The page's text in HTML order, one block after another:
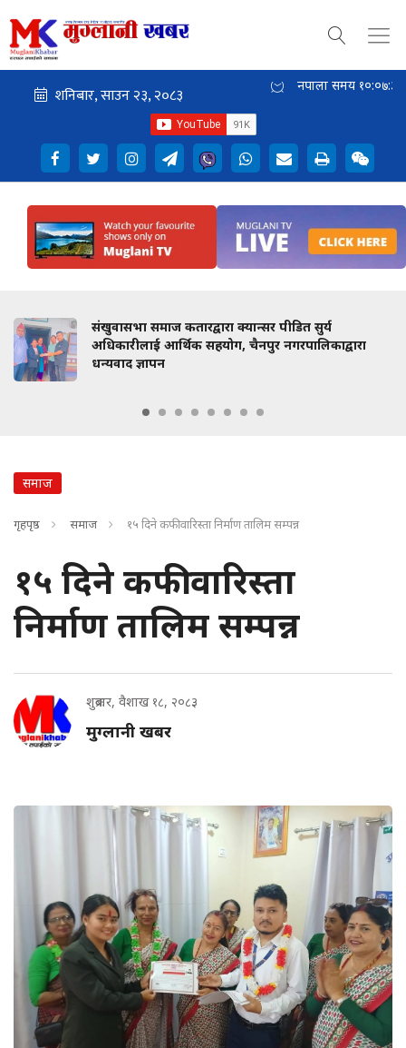
नेपाली समय १०:०७:३६
संखुवासभा समाज कतारद्वारा क्यान्सर पीडित सुर्य
अधिकारीलाई आर्थिक सहयोग, चैनपुर नगरपालिकाद्वारा
धन्यवाद ज्ञापन
समाज
गृहपृष्ठ समाज १५ दिने कफी वारिस्ता निर्माण तालिम सम्पन्न
१५ दिने कफी वारिस्ता
निर्माण तालिम सम्पन्न
शुक्रबार, वैशाख १८, २०८३
मुग्लानी खबर